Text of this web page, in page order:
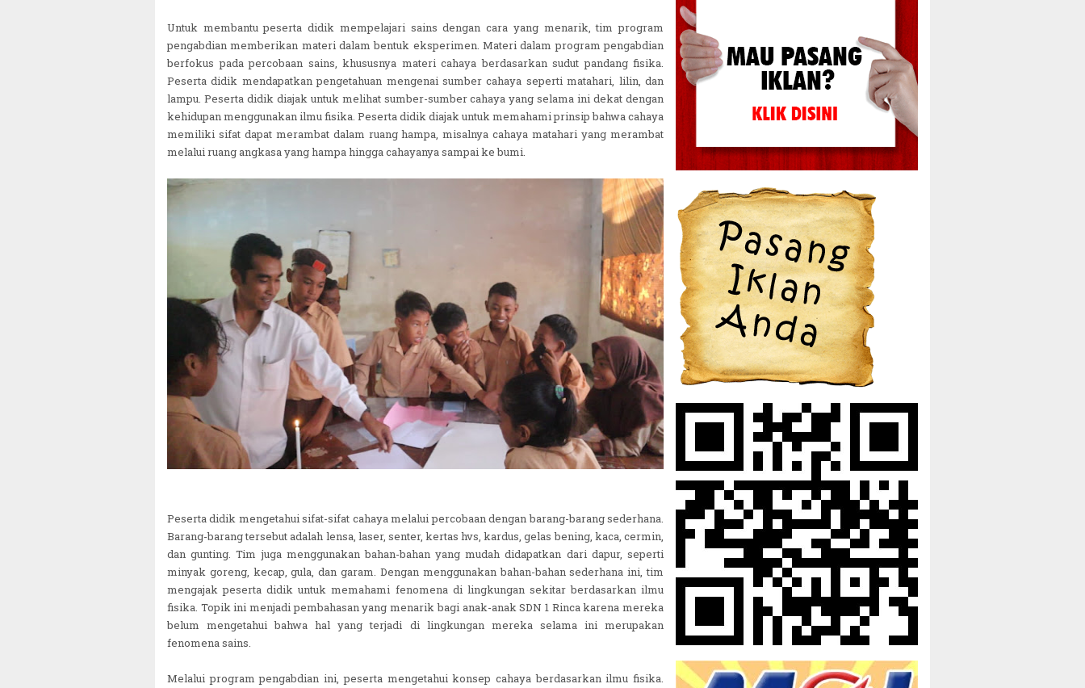
Untuk membantu peserta didik mempelajari sains dengan cara yang menarik, tim program
pengabdian memberikan materi dalam bentuk eksperimen. Materi dalam program pengabdian
berfokus pada percobaan sains, khususnya materi cahaya berdasarkan sudut pandang fisika.
Peserta didik mendapatkan pengetahuan mengenai sumber cahaya seperti matahari, lilin, dan
lampu. Peserta didik diajak untuk melihat sumber-sumber cahaya yang selama ini dekat dengan
kehidupan menggunakan ilmu fisika. Peserta didik diajak untuk memahami prinsip bahwa cahaya
memiliki sifat dapat merambat dalam ruang hampa, misalnya cahaya matahari yang merambat
melalui ruang angkasa yang hampa hingga cahayanya sampai ke bumi.
Peserta didik mengetahui sifat-sifat cahaya melalui percobaan dengan barang-barang sederhana.
Barang-barang tersebut adalah lensa, laser, senter, kertas hvs, kardus, gelas bening, kaca, cermin,
dan gunting. Tim juga menggunakan bahan-bahan yang mudah didapatkan dari dapur, seperti
minyak goreng, kecap, gula, dan garam. Dengan menggunakan bahan-bahan sederhana ini, tim
mengajak peserta didik untuk memahami fenomena di lingkungan sekitar berdasarkan ilmu
fisika. Topik ini menjadi pembahasan yang menarik bagi anak-anak SDN 1 Rinca karena mereka
belum mengetahui bahwa hal yang terjadi di lingkungan mereka selama ini merupakan
fenomena sains.
Melalui program pengabdian ini, peserta mengetahui konsep cahaya berdasarkan ilmu fisika.